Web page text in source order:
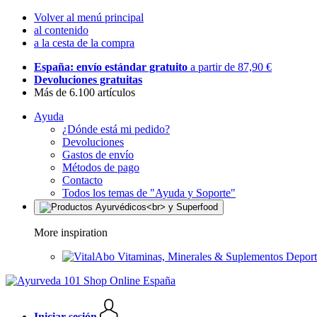
Volver al menú principal
al contenido
a la cesta de la compra
España: envío estándar gratuito a partir de 87,90 €
Devoluciones gratuitas
Más de 6.100 artículos
Ayuda
¿Dónde está mi pedido?
Devoluciones
Gastos de envío
Métodos de pago
Contacto
Todos los temas de "Ayuda y Soporte"
More inspiration
Vitaminas, Minerales & Suplementos